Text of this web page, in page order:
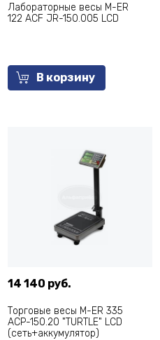
Лабораторные весы M-ER
122 ACF JR-150.005 LCD
В корзину
14 140 руб.
Торговые весы M-ER 335
ACP-150.20 "TURTLE" LCD
(сеть+аккумулятор)